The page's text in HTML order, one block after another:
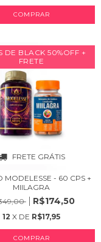
COMPRAR
DE BLACK 50%OFF +
FRETE
FRETE GRÁTIS
MODELESSE - 60 CPS +
MIILAGRA
R$174,50
12 X DE R$17,95
COMPRAR